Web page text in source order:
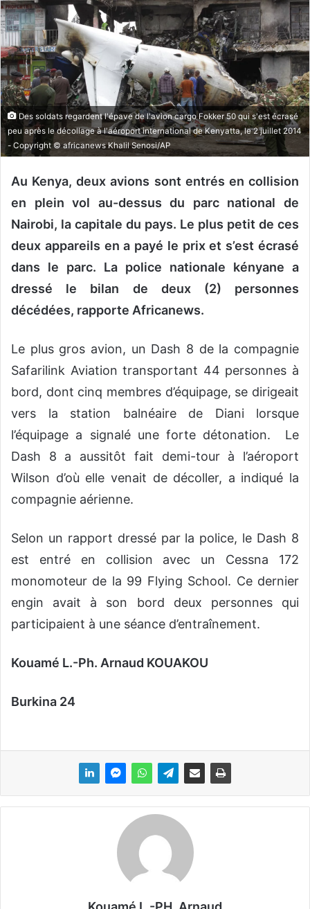
y
e
r
u
n
c
o
u
r
r
e
Des soldats regardent l'épave de l'avion cargo Fokker 50 qui s'est écrasé
peu après le décollage à l'aéroport international de Kenyatta, le 2 juillet 2014
- Copyright © africanews Khalil Senosi/AP
Au Kenya, deux avions sont entrés en collision
en plein vol au-dessus du parc national de
Nairobi, la capitale du pays. Le plus petit de ces
deux appareils en a payé le prix et s’est écrasé
dans le parc. La police nationale kényane a
dressé le bilan de deux (2) personnes
décédées, rapporte Africanews.
Le plus gros avion, un Dash 8 de la compagnie
Safarilink Aviation transportant 44 personnes à
bord, dont cinq membres d’équipage, se dirigeait
vers la station balnéaire de Diani lorsque
l’équipage a signalé une forte détonation. Le
Dash 8 a aussitôt fait demi-tour à l’aéroport
Wilson d’où elle venait de décoller, a indiqué la
compagnie aérienne.
Selon un rapport dressé par la police, le Dash 8
est entré en collision avec un Cessna 172
monomoteur de la 99 Flying School. Ce dernier
engin avait à son bord deux personnes qui
participaient à une séance d’entraînement.
Kouamé L.-Ph. Arnaud KOUAKOU
Burkina 24